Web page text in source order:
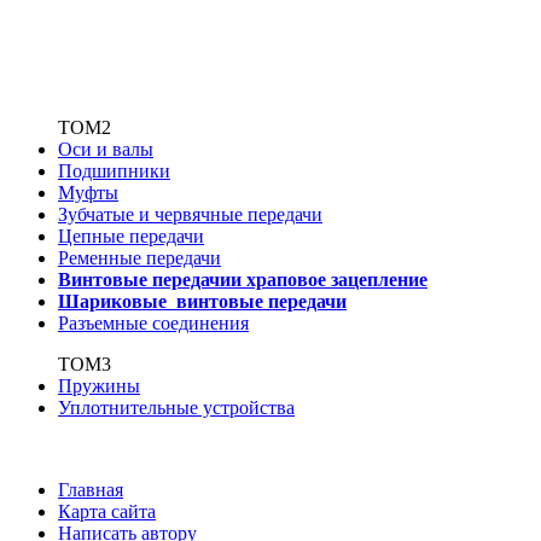
ТОМ2
Оси и валы
Подшипники
Муфты
Зубчатые и червячные передачи
Цепные передачи
Ременные передачи
Винтовые передачии храповое зацепление
Шариковые винтовые передачи
Разъемные соединения
ТОМ3
Пружины
Уплотнительные устройства
Главная
Карта сайта
Написать автору